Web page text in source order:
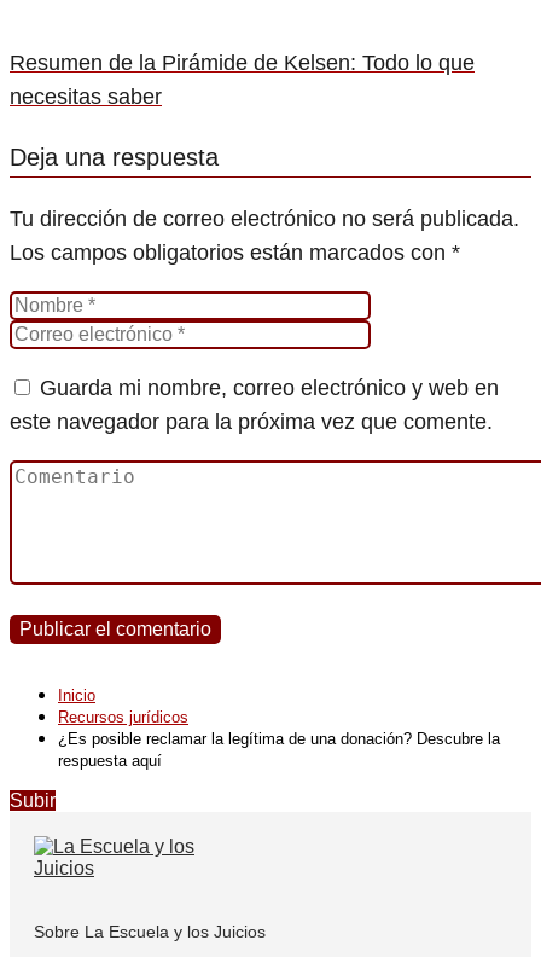
Resumen de la Pirámide de Kelsen: Todo lo que
necesitas saber
Deja una respuesta
Tu dirección de correo electrónico no será publicada.
Los campos obligatorios están marcados con *
Guarda mi nombre, correo electrónico y web en
este navegador para la próxima vez que comente.
Inicio
Recursos jurídicos
¿Es posible reclamar la legítima de una donación? Descubre la
respuesta aquí
Subir
Sobre La Escuela y los Juicios